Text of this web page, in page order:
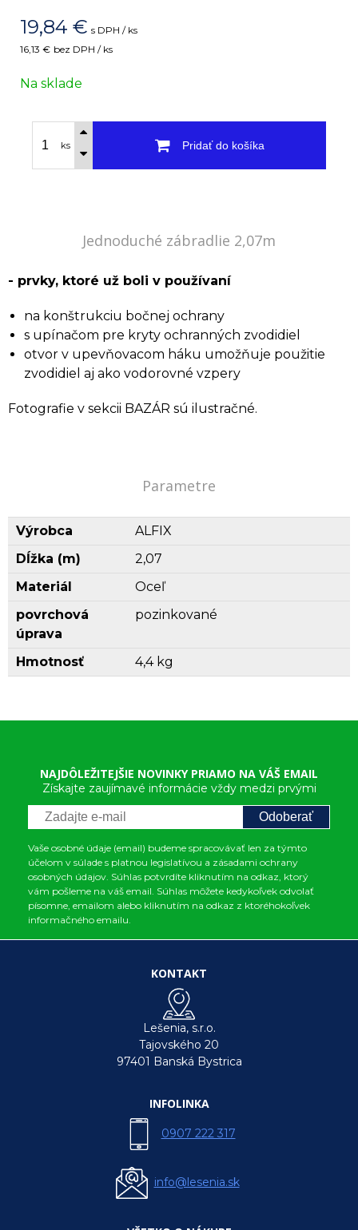
19,84 € s DPH / ks
16,13 € bez DPH / ks
Na sklade
ks Pridať do košíka
Jednoduché zábradlie 2,07m
- prvky, ktoré už boli v používaní
na konštrukciu bočnej ochrany
s upínačom pre kryty ochranných zvodidiel
otvor v upevňovacom háku umožňuje použitie
zvodidiel aj ako vodorovné vzpery
Fotografie v sekcii BAZÁR sú ilustračné.
Parametre
Výrobca
ALFIX
Dĺžka (m)
2,07
Materiál
Oceľ
povrchová
úprava
pozinkované
Hmotnosť 4,4 kg
NAJDÔLEŽITEJŠIE NOVINKY PRIAMO NA VÁŠ EMAIL
Získajte zaujímavé informácie vždy medzi prvými
Odoberať
Vaše osobné údaje (email) budeme spracovávať len za týmto
účelom v súlade s platnou legislatívou a zásadami ochrany
osobných údajov. Súhlas potvrdíte kliknutím na odkaz, ktorý
vám pošleme na váš email. Súhlas môžete kedykoľvek odvolať
písomne, emailom alebo kliknutím na odkaz z ktoréhokoľvek
informačného emailu.
KONTAKT
Lešenia, s.r.o.
Tajovského 20
97401 Banská Bystrica
INFOLINKA
0907 222 317
info@lesenia.sk